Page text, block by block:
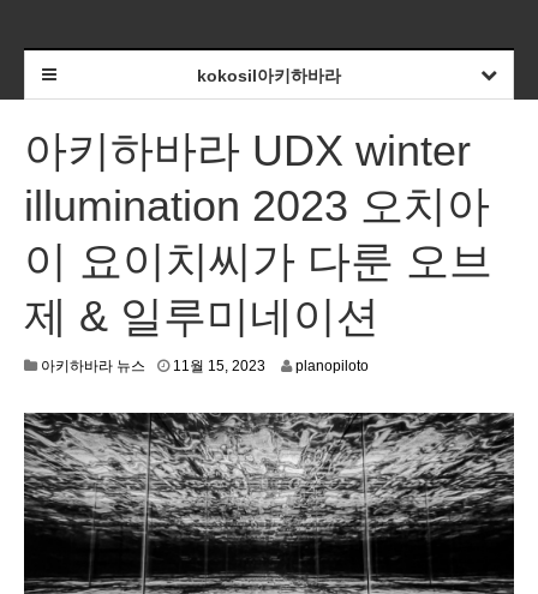
kokosil아키하바라
아키하바라 UDX winter
illumination 2023 오치아
이 요이치씨가 다룬 오브
제 & 일루미네이션
아키하바라 뉴스 11월 15, 20231
1
0
,
2
0
2
3
planopiloto